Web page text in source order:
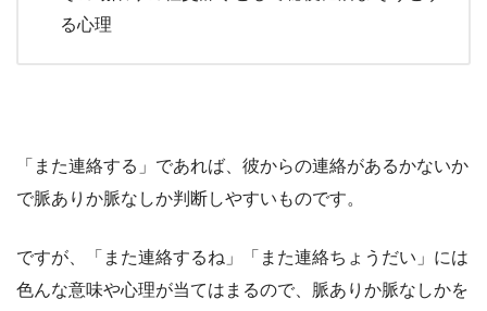
る心理
「また連絡する」であれば、彼からの連絡があるかないか
で脈ありか脈なしか判断しやすいものです。
ですが、「また連絡するね」「また連絡ちょうだい」には
色んな意味や心理が当てはまるので、脈ありか脈なしかを